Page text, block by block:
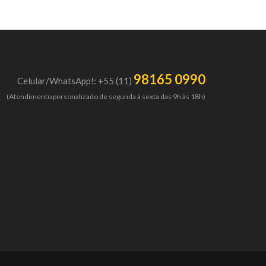
Celular/WhatsApp!: +55 (11) 98165 0990
(Atendimento personalizado de segunda à sexta das 9h às 18h)